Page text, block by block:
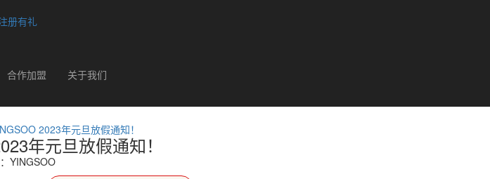
册有礼
合作加盟 关于我们
2023年元旦放假通知！
年元旦放假通知！
YINGSOO